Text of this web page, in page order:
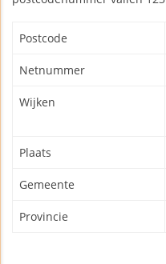
Postcode
Netnummer
Wijken
Plaats
Gemeente
Provincie